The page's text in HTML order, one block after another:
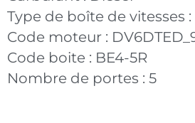
Type de boîte de vitesses :
Code moteur :
Code boite : BE4-5R
Nombre de portes : 5